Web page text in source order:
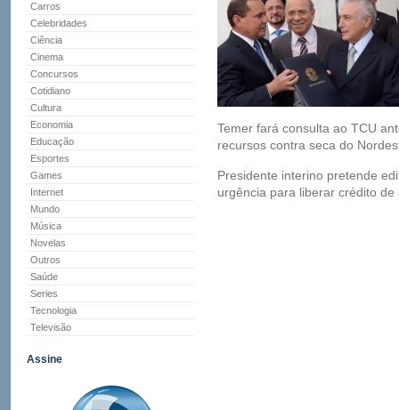
Carros
Celebridades
Ciência
Cinema
Concursos
Cotidiano
Cultura
Economia
Educação
Esportes
Games
Internet
Mundo
Música
Novelas
Outros
Saúde
Series
Tecnologia
Televisão
Assine
Temer fará consulta ao TCU
recursos contra seca do
Presidente interino pretende
urgência para liberar crédito de